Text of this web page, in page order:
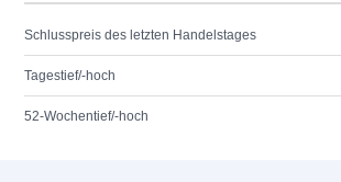
Schlusspreis des letzten Handelstages
Tagestief/-hoch
52-Wochentief/-hoch